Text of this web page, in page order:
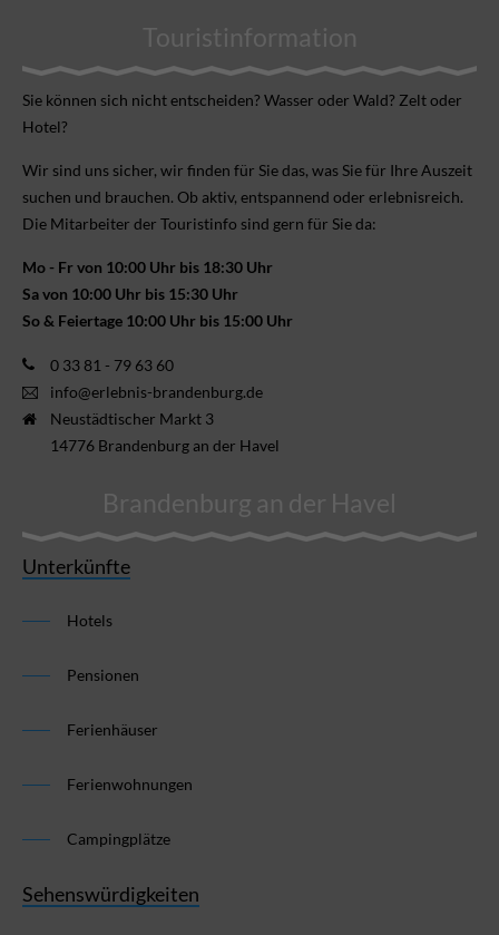
Touristinformation
Sie können sich nicht ent­scheiden? Wasser oder Wald? Zelt oder
Hotel?
Wir sind uns sicher, wir finden für Sie das, was Sie für Ihre Aus­zeit
suchen und brauchen. Ob aktiv, ent­spannend oder erlebnis­reich.
Die Mitarbeiter der Touristinfo sind gern für Sie da:
Mo - Fr von 10:00 Uhr bis 18:30 Uhr
Sa von 10:00 Uhr bis 15:30 Uhr
So & Feiertage 10:00 Uhr bis 15:00 Uhr
0 33 81 - 79 63 60
info@erlebnis-brandenburg.de
Neustädtischer Markt 3
14776 Brandenburg an der Havel
Brandenburg an der Havel
Unterkünfte
Hotels
Pensionen
Ferienhäuser
Ferienwohnungen
Campingplätze
Sehenswürdigkeiten